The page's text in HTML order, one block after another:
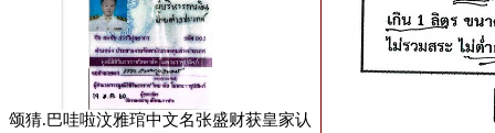
颂猜.巴哇啦汶雅琯中文名张盛财获皇家认